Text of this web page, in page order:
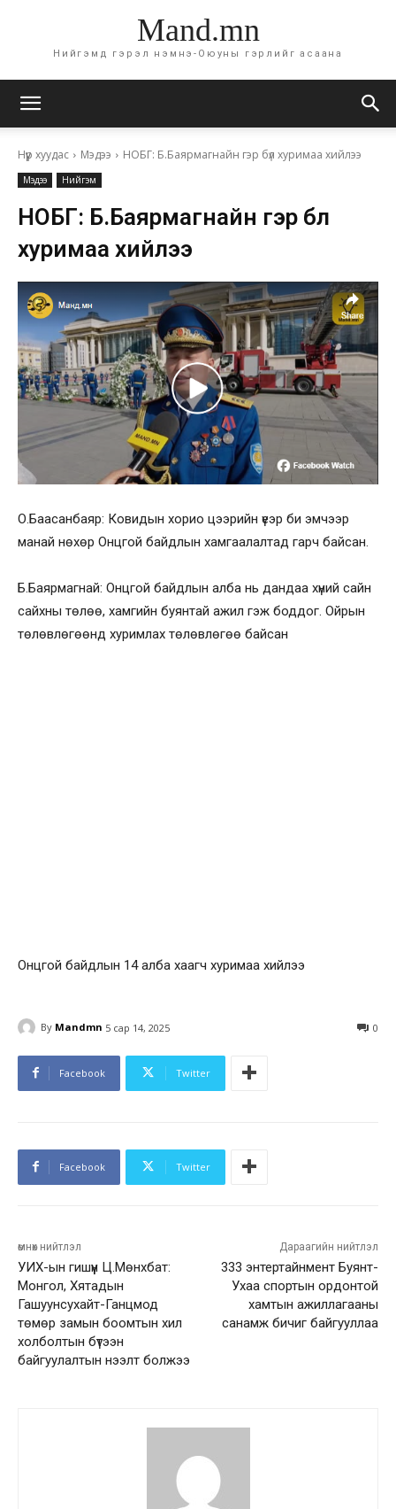
Mand.mn
Нийгэмд гэрэл нэмнэ-Оюуны гэрлийг асаана
Нүүр хуудас Мэдээ НОБГ: Б.Баярмагнайн гэр бүл хуримаа хийлээ
Мэдээ Нийгэм
НОБГ: Б.Баярмагнайн гэр бүл
хуримаа хийлээ
О.Баасанбаяр: Ковидын хорио цээрийн үеэр би эмчээр
манай нөхөр Онцгой байдлын хамгаалалтад гарч байсан.
Б.Баярмагнай: Онцгой байдлын алба нь дандаа хүний сайн
сайхны төлөө, хамгийн буянтай ажил гэж боддог. Ойрын
төлөвлөгөөнд хуримлах төлөвлөгөө байсан
Онцгой байдлын 14 алба хаагч хуримаа хийлээ
By Mandmn 5 сар 14, 2025 0
Facebook Twitter
Facebook Twitter
өмнөх нийтлэл
УИХ-ын гишүүн Ц.Мөнхбат:
Монгол, Хятадын
Гашуунсухайт-Ганцмод
төмөр замын боомтын хил
холболтын бүтээн
байгуулалтын нээлт болжээ
Дараагийн нийтлэл
333 энтертайнмент Буянт-
Ухаа спортын ордонтой
хамтын ажиллагааны
санамж бичиг байгууллаа